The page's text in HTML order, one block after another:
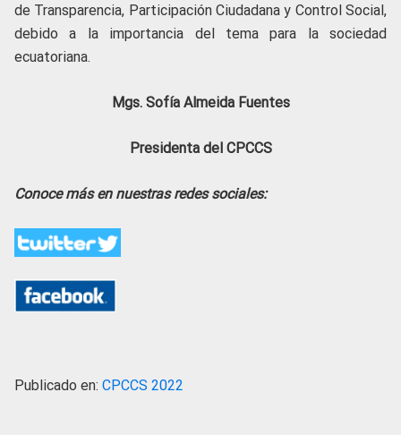
de Transparencia, Participación Ciudadana y Control Social,
debido a la importancia del tema para la sociedad
ecuatoriana.
Mgs. Sofía Almeida Fuentes
Presidenta del CPCCS
Conoce más en nuestras redes sociales:
Publicado en: CPCCS 2022